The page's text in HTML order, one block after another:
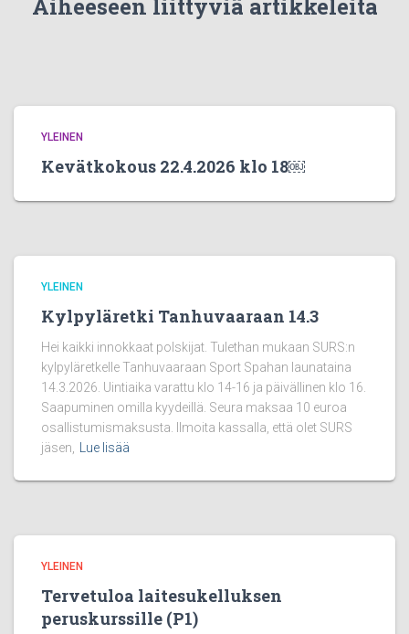
Aiheeseen liittyviä artikkeleita
YLEINEN
Kevätkokous 22.4.2026 klo 18￼
YLEINEN
Kylpyläretki Tanhuvaaraan 14.3
Hei kaikki innokkaat polskijat. Tulethan mukaan SURS:n
kylpyläretkelle Tanhuvaaraan Sport Spahan launataina
14.3.2026. Uintiaika varattu klo 14-16 ja päivällinen klo 16.
Saapuminen omilla kyydeillä. Seura maksaa 10 euroa
osallistumismaksusta. Ilmoita kassalla, että olet SURS
jäsen,
Lue lisää
YLEINEN
Tervetuloa laitesukelluksen
peruskurssille (P1)